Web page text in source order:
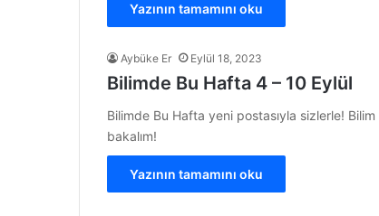
Yazının tamamını oku
Aybüke Er Eylül 18, 2023
Bilimde Bu Hafta 4 – 10 Eylül
Bilimde Bu Hafta yeni postasıyla sizlerle!
bakalım!
Yazının tamamını oku